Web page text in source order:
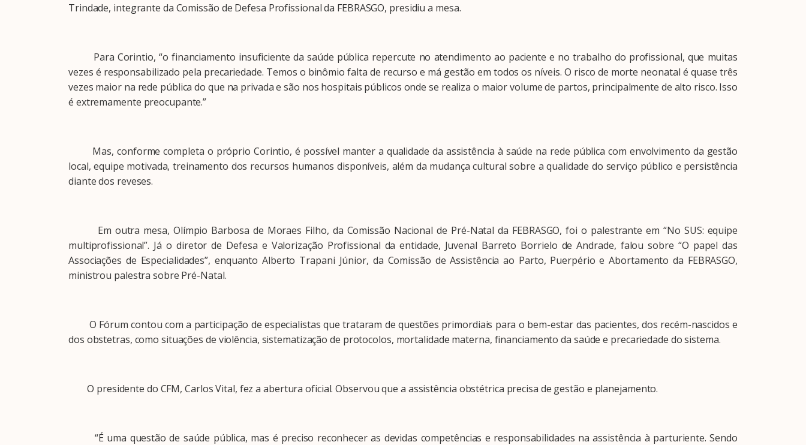
Trindade, integrante da Comissão de Defesa Profissional da FEBRASGO, presidiu a mesa.
Para Corintio, “o financiamento insuficiente da saúde pública repercute no atendimento ao paciente e no trabalho do profissional, que muitas
vezes é responsabilizado pela precariedade. Temos o binômio falta de recurso e má gestão em todos os níveis. O risco de morte neonatal é quase três
vezes maior na rede pública do que na privada e são nos hospitais públicos onde se realiza o maior volume de partos, principalmente de alto risco. Isso
é extremamente preocupante.”
Mas, conforme completa o próprio Corintio, é possível manter a qualidade da assistência à saúde na rede pública com envolvimento da gestão
local, equipe motivada, treinamento dos recursos humanos disponíveis, além da mudança cultural sobre a qualidade do serviço público e persistência
diante dos reveses.
Em outra mesa, Olímpio Barbosa de Moraes Filho, da Comissão Nacional de Pré-Natal da FEBRASGO, foi o palestrante em “No SUS: equipe
multiprofissional”. Já o diretor de Defesa e Valorização Profissional da entidade, Juvenal Barreto Borrielo de Andrade, falou sobre “O papel das
Associações de Especialidades”, enquanto Alberto Trapani Júnior, da Comissão de Assistência ao Parto, Puerpério e Abortamento da FEBRASGO,
ministrou palestra sobre Pré-Natal.
O Fórum contou com a participação de especialistas que trataram de questões primordiais para o bem-estar das pacientes, dos recém-nascidos e
dos obstetras, como situações de violência, sistematização de protocolos, mortalidade materna, financiamento da saúde e precariedade do sistema.
O presidente do CFM, Carlos Vital, fez a abertura oficial. Observou que a assistência obstétrica precisa de gestão e planejamento.
“É uma questão de saúde pública, mas é preciso reconhecer as devidas competências e responsabilidades na assistência à parturiente. Sendo